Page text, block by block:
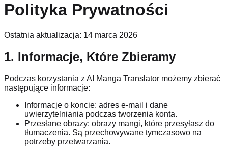
Polityka Prywatności
Ostatnia aktualizacja: 14 marca 2026
1. Informacje, Które Zbieramy
Podczas korzystania z AI Manga Translator możemy zbierać
następujące informacje:
Informacje o koncie: adres e-mail i dane
uwierzytelniania podczas tworzenia konta.
Przesłane obrazy: obrazy mangi, które przesyłasz do
tłumaczenia. Są przechowywane tymczasowo na
potrzeby przetwarzania.